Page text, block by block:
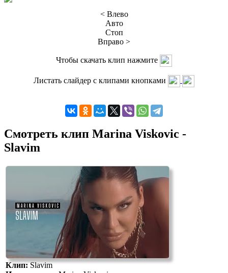
< Влево
Авто
Стоп
Вправо >
Чтобы скачать клип нажмите
Листать слайдер с клипами кнопками
Смотреть клип Marina Viskovic -
Slavim
Клип:Slavim